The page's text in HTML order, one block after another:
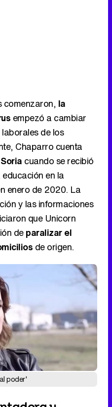
comenzaron, la
empezó a cambiar
de los
Chaparro cuenta
cuando se recibió
en la
enero de 2020. La
y las informaciones
que Unicorn
deparalizar el
de origen.
poder'